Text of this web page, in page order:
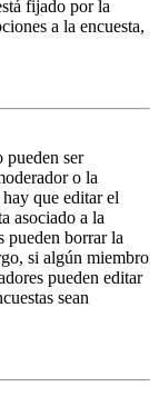
fijado por la
a la encuesta,
pueden ser
o la
que editar el
asociado a la
pueden borrar la
si algún miembro
pueden editar
sean